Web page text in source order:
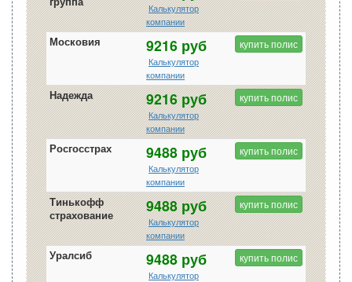
Калькулятор
компании
Московия 9216 руб
Калькулятор
компании
купить полис
Надежда 9216 руб
Калькулятор
компании
купить полис
Росгосстрах 9488 руб
Калькулятор
компании
купить полис
Тинькофф
страхование
9488 руб
Калькулятор
компании
купить полис
Уралсиб 9488 руб
Калькулятор
купить полис